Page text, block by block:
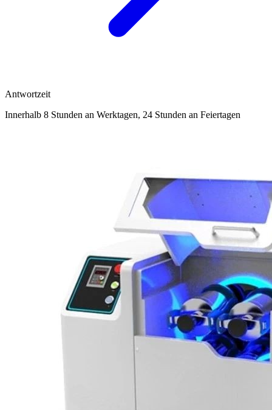
Antwortzeit
Innerhalb 8 Stunden an Werktagen, 24 Stunden an Feiertagen